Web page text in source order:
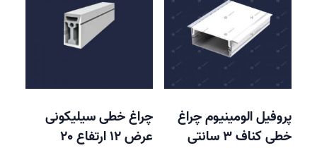
پروفیل الومینیوم چراغ
خطی کناف 3 سانتی
چراغ خطی سیلیکونی
عرض 12 ارتفاع 20